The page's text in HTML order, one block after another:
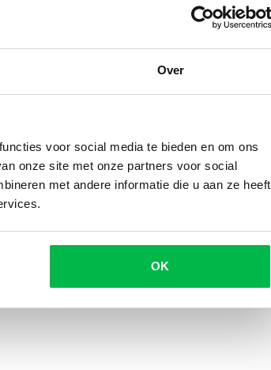
Over
voor social media te bieden en om ons
onze site met onze partners voor social
met andere informatie die u aan ze heeft
OK